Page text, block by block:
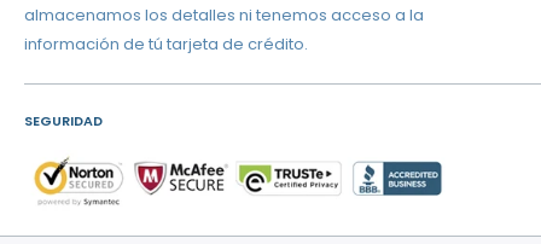
Envío 72 horas a través de UES o DAC.
Al llegar al último paso de la compra y agregar tu dirección,
podrás ver todas las opciones de envío disponibles para tu
almacenamos los detalles ni tenemos acceso a la
información de tú tarjeta de crédito.
SEGURIDAD